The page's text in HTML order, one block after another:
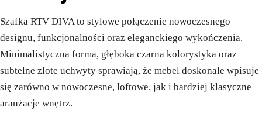
Szafka RTV DIVA to stylowe połączenie nowoczesnego
designu, funkcjonalności oraz eleganckiego wykończenia.
Minimalistyczna forma, głęboka czarna kolorystyka oraz
subtelne złote uchwyty sprawiają, że mebel doskonale wpisuje
się zarówno w nowoczesne, loftowe, jak i bardziej klasyczne
aranżacje wnętrz.